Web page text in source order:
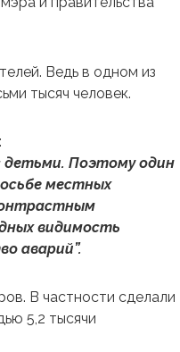
Ведь в одном из
тысяч человек.
детьми. Поэтому один
местных
видимость
аварий”.
В частности сделали
5,2 тысячи